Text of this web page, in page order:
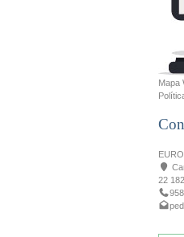
Mapa
22